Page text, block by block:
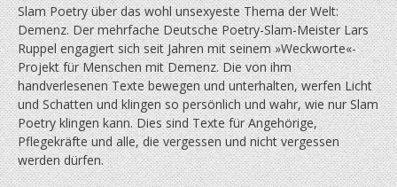
Slam Poetry über das wohl unsexyeste Thema der Welt:
Demenz. Der mehrfache Deutsche Poetry-Slam-Meister Lars
Ruppel engagiert sich seit Jahren mit seinem »Weckworte«-
Projekt für Menschen mit Demenz. Die von ihm
handverlesenen Texte bewegen und unterhalten, werfen Licht
und Schatten und klingen so persönlich und wahr, wie nur Slam
Poetry klingen kann. Dies sind Texte für Angehörige,
Pflegekräfte und alle, die vergessen und nicht vergessen
werden dürfen.